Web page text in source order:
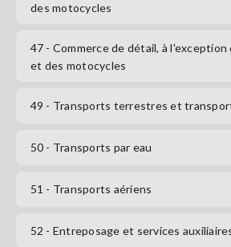
des motocycles
47 - Commerce de détail, à
et des motocycles
49 - Transports terrestres et
50 - Transports par eau
51 - Transports aériens
52 - Entreposage et services